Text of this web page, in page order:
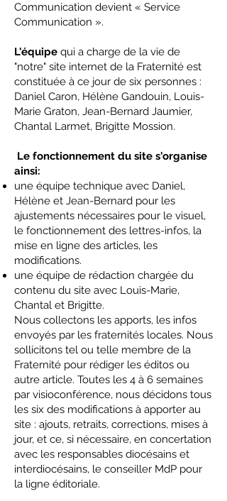
Communication devient « Service
Communication ».
L'équipe qui a charge de la vie de
"notre" site internet de la Fraternité est
constituée à ce jour de six personnes :
Daniel Caron, Hélène Gandouin, Louis-
Marie Graton, Jean-Bernard Jaumier,
Chantal Larmet, Brigitte Mossion.
Le fonctionnement du site s'organise
ainsi:
une équipe technique avec Daniel,
Hélène et Jean-Bernard pour les
ajustements nécessaires pour le visuel,
le fonctionnement des lettres-infos, la
mise en ligne des articles, les
modifications.
une équipe de rédaction chargée du
contenu du site avec Louis-Marie,
Chantal et Brigitte.
Nous collectons les apports, les infos
envoyés par les fraternités locales. Nous
sollicitons tel ou telle membre de la
Fraternité pour rédiger les éditos ou
autre article. Toutes les 4 à 6 semaines
par visioconférence, nous décidons tous
les six des modifications à apporter au
site : ajouts, retraits, corrections, mises à
jour, et ce, si nécessaire, en concertation
avec les responsables diocésains et
interdiocésains, le conseiller MdP pour
la ligne éditoriale.